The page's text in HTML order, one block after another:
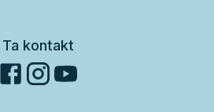
Ta kontakt